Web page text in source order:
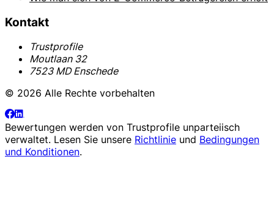
Kontakt
Trustprofile
Moutlaan 32
7523 MD Enschede
© 2026 Alle Rechte vorbehalten
Bewertungen werden von Trustprofile unparteiisch
verwaltet. Lesen Sie unsere Richtlinie und Bedingungen
und Konditionen.